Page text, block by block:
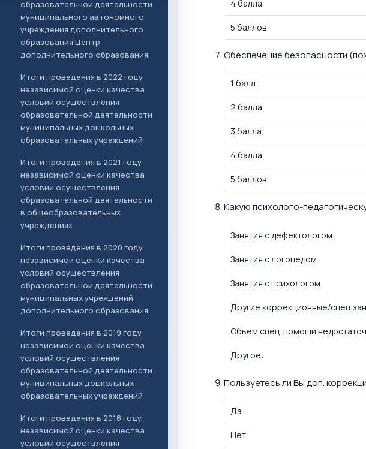
образовательной деятельности
муниципального автономного
учреждения дополнительного
образования Центр
дополнительного образования
Итоги проведения в 2022 году
независимой оценки качества
условий осуществления
образовательной деятельности
муниципальных дошкольных
образовательных учреждений
Итоги проведения в 2021 году
независимой оценки качества
условий осуществления
образовательной деятельности
в общеобразовательных
учреждениях
Итоги проведения в 2020 году
независимой оценки качества
условий осуществления
образовательной деятельности
муниципальных учреждений
дополнительного образования
Итоги проведения в 2019 году
независимой оценки качества
условий осуществления
образовательной деятельности
муниципальных дошкольных
образовательных учреждений
Итоги проведения в 2018 году
независимой оценки качества
условий осуществления
4 балла
5 баллов
Обеспечение безопасности
1 балл
2 балла
3 балла
4 балла
5 баллов
Какую психолого-
Занятия с дефектологом
Занятия с логопедом
Занятия с психологом
Другие коррекционные/
Объем спец. помощи
Другое:
Пользуетесь ли Вы доп.
Да
Нет